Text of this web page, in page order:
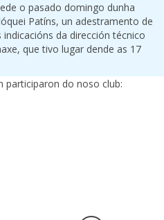
o pasado domingo dunha
Patíns, un adestramento de
da dirección técnico
que tivo lugar dende as 17
participaron do noso club: